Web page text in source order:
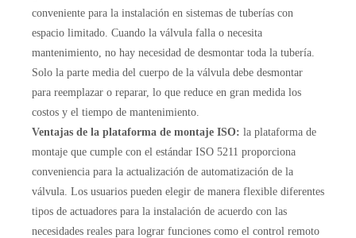
conveniente para la instalación en sistemas de tuberías con
espacio limitado. Cuando la válvula falla o necesita
mantenimiento, no hay necesidad de desmontar toda la tubería.
Solo la parte media del cuerpo de la válvula debe desmontar
para reemplazar o reparar, lo que reduce en gran medida los
costos y el tiempo de mantenimiento.
Ventajas de la plataforma de montaje ISO: la plataforma de
montaje que cumple con el estándar ISO 5211 proporciona
conveniencia para la actualización de automatización de la
válvula. Los usuarios pueden elegir de manera flexible diferentes
tipos de actuadores para la instalación de acuerdo con las
necesidades reales para lograr funciones como el control remoto